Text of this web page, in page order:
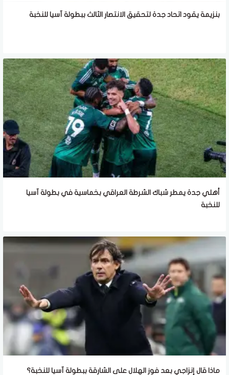
بنزيمة يقود اتحاد جدة لتحقيق الانتصار الثالث ببطولة آسيا للنخبة
أهلي جدة يمطر شباك الشرطة العراقي بخماسية في بطولة آسيا
للنخبة
ماذا قال إنزاجي بعد فوز الهلال على الشارقة ببطولة آسيا للنخبة؟